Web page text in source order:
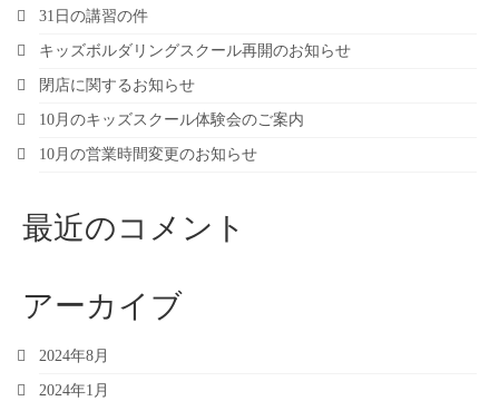
31日の講習の件
キッズボルダリングスクール再開のお知らせ
閉店に関するお知らせ
10月のキッズスクール体験会のご案内
10月の営業時間変更のお知らせ
最近のコメント
アーカイブ
2024年8月
2024年1月